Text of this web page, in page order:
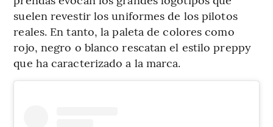
suelen revestir los uniformes de los pilotos
reales. En tanto, la paleta de colores como
rojo, negro o blanco rescatan el estilo preppy
que ha caracterizado a la marca.